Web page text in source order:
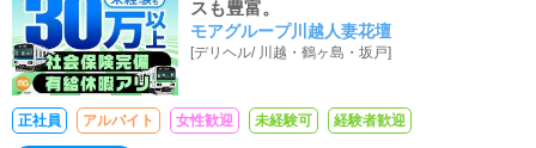
スも豊富。
モアグループ川越人妻花壇
[デリヘル/ 川越・鶴ヶ島・坂戸]
正社員 アルバイト 女性歓迎 未経験可 経験者歓迎